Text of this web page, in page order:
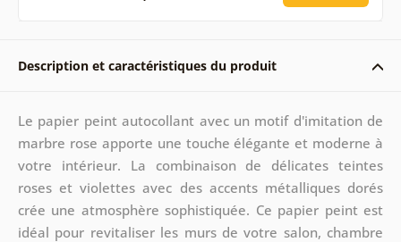
Description et caractéristiques du produit
Le papier peint autocollant avec un motif d'imitation de
marbre rose apporte une touche élégante et moderne à
votre intérieur. La combinaison de délicates teintes
roses et violettes avec des accents métalliques dorés
crée une atmosphère sophistiquée. Ce papier peint est
idéal pour revitaliser les murs de votre salon, chambre